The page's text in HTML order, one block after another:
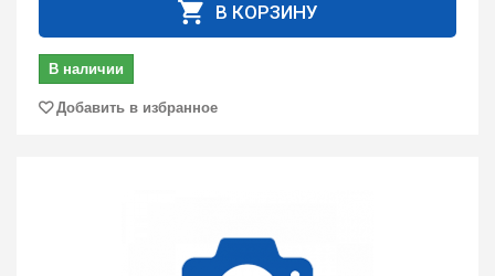
В КОРЗИНУ
В наличии
Добавить в избранное